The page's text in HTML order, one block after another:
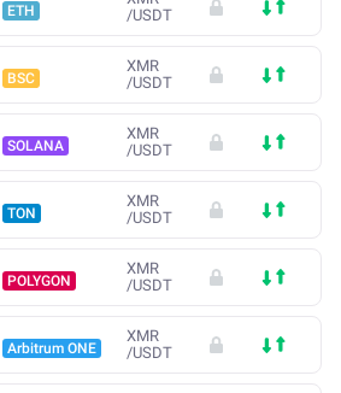
ETH
/USDT
BSC
XMR
/USDT
SOLANA
XMR
/USDT
TON
XMR
/USDT
POLYGON
XMR
/USDT
Arbitrum ONE
XMR
/USDT